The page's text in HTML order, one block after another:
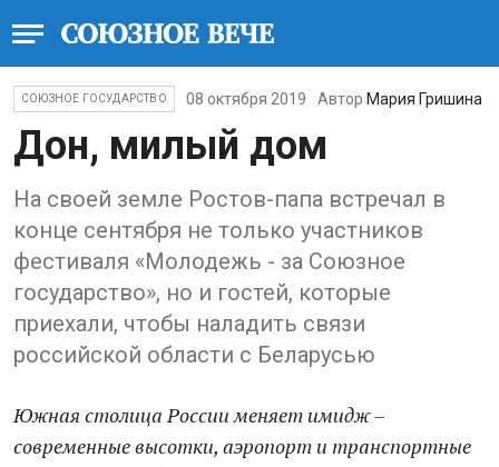
СОЮЗНОЕ ГОСУДАРСТВО 08 октября 2019 Автор Мария Гришина
Дон, милый дом
На своей земле Ростов-папа встречал в
конце сентября не только участников
фестиваля «Молодежь - за Союзное
государство», но и гостей, которые
приехали, чтобы наладить связи
российской области с Беларусью
Южная столица России меняет имидж –
современные высотки, аэропорт и транспортные